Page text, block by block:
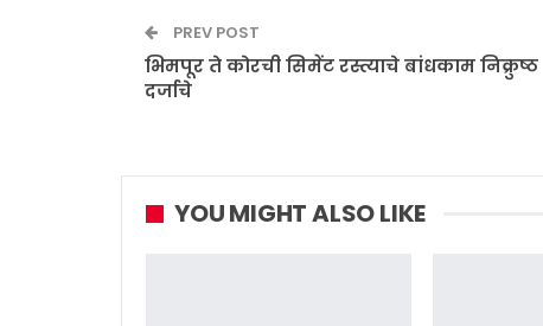
PREV POST
भिमपूर ते कोरची सिमेंट रस्त्याचे बांधकाम निक्रुष्ठ
दर्जाचे
YOU MIGHT ALSO LIKE